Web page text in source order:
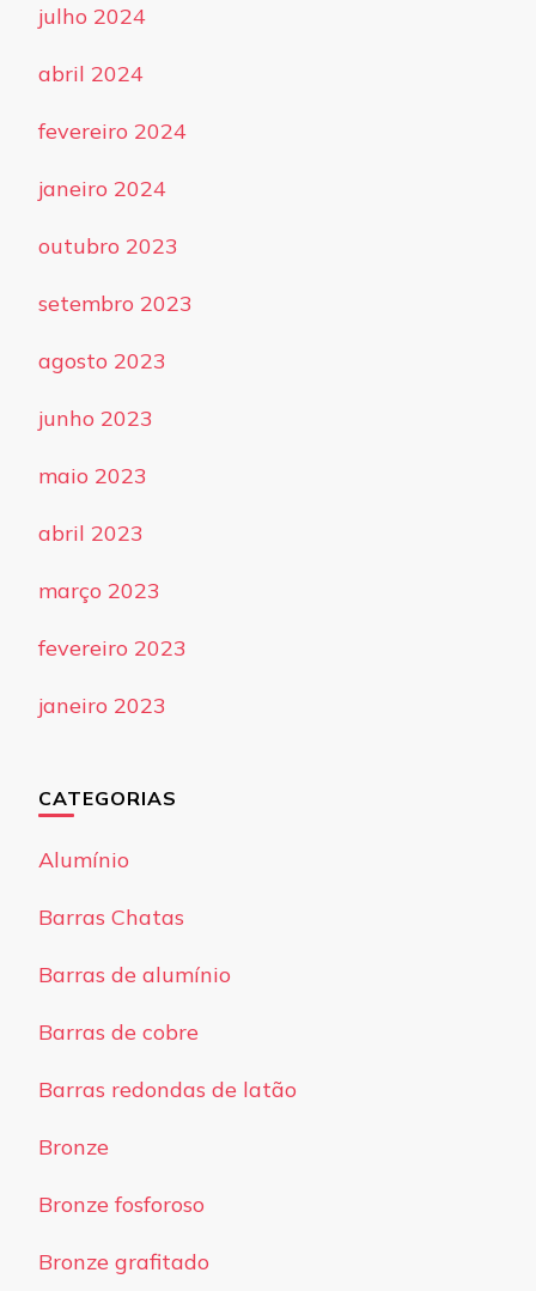
julho 2024
abril 2024
fevereiro 2024
janeiro 2024
outubro 2023
setembro 2023
agosto 2023
junho 2023
maio 2023
abril 2023
março 2023
fevereiro 2023
janeiro 2023
CATEGORIAS
Alumínio
Barras Chatas
Barras de alumínio
Barras de cobre
Barras redondas de latão
Bronze
Bronze fosforoso
Bronze grafitado